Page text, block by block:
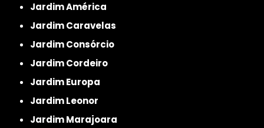
Jardim América
Jardim Caravelas
Jardim Consórcio
Jardim Cordeiro
Jardim Europa
Jardim Leonor
Jardim Marajoara